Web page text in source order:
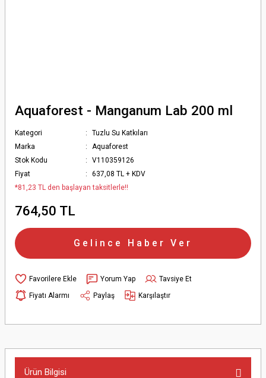
Aquaforest - Manganum Lab 200 ml
Kategori
Tuzlu Su Katkıları
Marka
Aquaforest
Stok Kodu
V110359126
Fiyat
637,08 TL + KDV
*81,23 TL den başlayan taksitlerle!!
764,50 TL
Gelince Haber Ver
Yorum Yap
Tavsiye Et
Fiyatı Alarmı
Paylaş Karşılaştır
Ürün Bilgisi